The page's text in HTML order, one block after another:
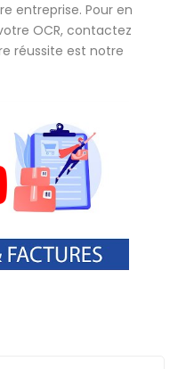
entreprise. Pour en
OCR, contactez
réussite est notre